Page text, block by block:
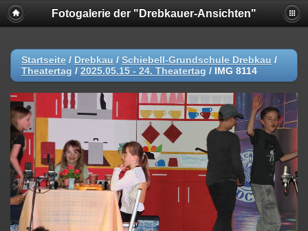
Fotogalerie der "Drebkauer-Ansichten"
Startseite / Drebkau / Schiebell-Grundschule Drebkau /
Theatertag / 2025.05.15 - 24. Theatertag / IMG 8114